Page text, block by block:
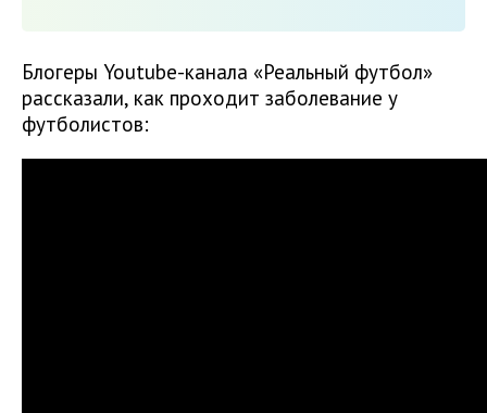
Блогеры Youtube-канала «Реальный футбол»
рассказали, как проходит заболевание у
футболистов: